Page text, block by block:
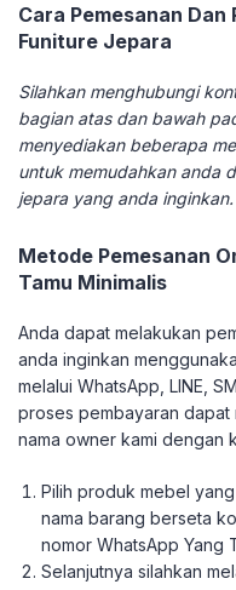
Cara Pemesanan
Funiture Jepara
Silahkan menghubungi
bagian atas dan bawah
menyediakan beberapa
untuk memudahkan anda
jepara yang anda inginkan.
Metode Pemesanan
Tamu Minimalis
Anda dapat melakukan
anda inginkan
melalui WhatsApp, LINE,
proses pembayaran dapat
nama owner kami dengan
Pilih produk mebel
nama barang berseta
nomor WhatsApp Yang
Selanjutnya silahkan